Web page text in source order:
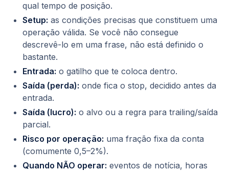
qual tempo de posição.
Setup: as condições precisas que constituem uma
operação válida. Se você não consegue
descrevê-lo em uma frase, não está definido o
bastante.
Entrada: o gatilho que te coloca dentro.
Saída (perda): onde fica o stop, decidido antes da
entrada.
Saída (lucro): o alvo ou a regra para trailing/saída
parcial.
Risco por operação: uma fração fixa da conta
(comumente 0,5–2%).
Quando NÃO operar: eventos de notícia, horas